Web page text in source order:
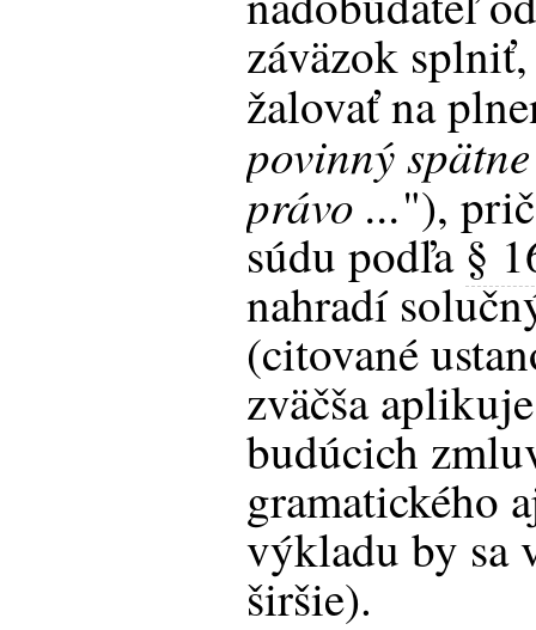
záväzok
žalovať na
povinný
právo ..."),
súdu podľa§
nahradí
(citované
zväčša
budúcich
gramatického
výkladu by sa
širšie).